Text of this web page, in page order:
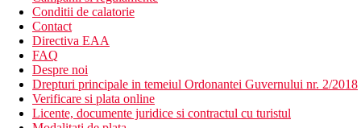
club pentru copii
restaurant
bar
receptie 24/7
Descrierea plajei
plaja publica nisipoasa (prin traversarea promenadei)
Conditii de calatorie
Contact
Directiva EAA
FAQ
Despre noi
Drepturi principale in temeiul Ordonantei Guvernului nr. 2/2018
Verificare si plata online
Licente, documente juridice si contractul cu turistul